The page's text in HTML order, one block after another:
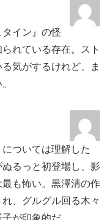
イン』の怪
れている存在。スト
気がするけれど、ま
ついては理解した
るっと初登場し、影
も怖い。黒澤清の作
、グルグル回る木々
が印象的だ。